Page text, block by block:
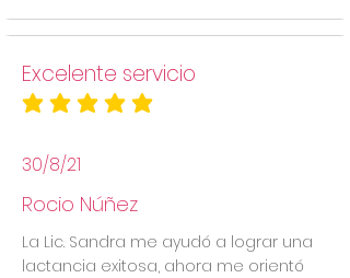
Excelente servicio
la calificación promedio es 5 de 5
30/8/21
Rocio Núñez
La Lic. Sandra me ayudó a lograr una
lactancia exitosa, ahora me orientó